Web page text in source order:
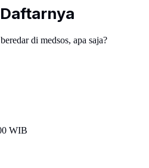
di medsos, apa saja?
WIB